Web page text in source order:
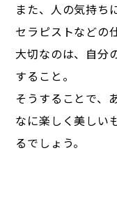
また、人の気持ち
セラピストなどの
大切なのは、自分
すること。
そうすることで、
なに楽しく美しい
るでしょう。